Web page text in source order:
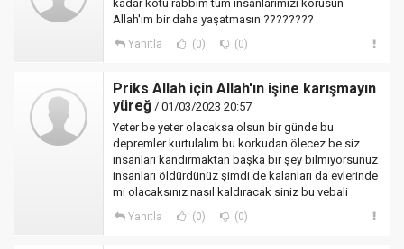
kadar kötü rabbim tüm insanlarımızı korusun
Allah'ım bir daha yaşatmasın ????????
Yanıtla (0) (0)
Priks Allah için Allah'ın işine karışmayın
yüreğ / 01/03/2023 20:57
Yeter be yeter olacaksa olsun bir günde bu
depremler kurtulalım bu korkudan ölecez be siz
insanları kandırmaktan başka bir şey bilmiyorsunuz
insanları öldürdünüz şimdi de kalanları da evlerinde
mi olacaksınız nasıl kaldıracak siniz bu vebali
Yanıtla (0) (0)